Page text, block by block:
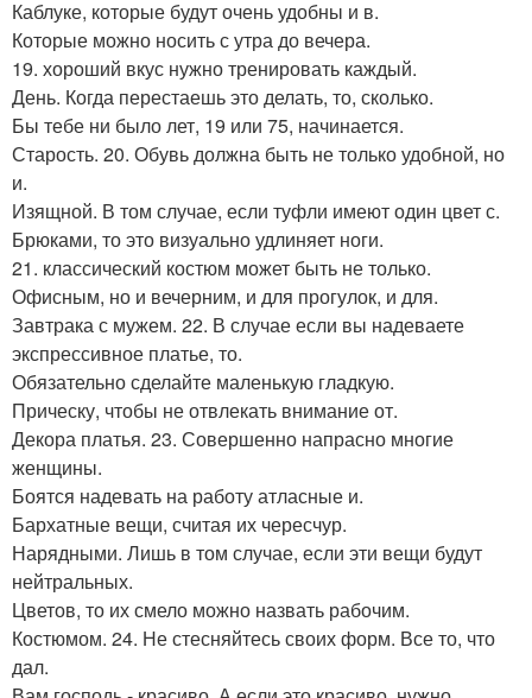
Каблуке, которые будут очень удобны и в.
Которые можно носить с утра до вечера.
19. хороший вкус нужно тренировать каждый.
День. Когда перестаешь это делать, то, сколько.
Бы тебе ни было лет, 19 или 75, начинается.
Старость. 20. Обувь должна быть не только удобной, но
и.
Изящной. В том случае, если туфли имеют один цвет с.
Брюками, то это визуально удлиняет ноги.
21. классический костюм может быть не только.
Офисным, но и вечерним, и для прогулок, и для.
Завтрака с мужем. 22. В случае если вы надеваете
экспрессивное платье, то.
Обязательно сделайте маленькую гладкую.
Прическу, чтобы не отвлекать внимание от.
Декора платья. 23. Совершенно напрасно многие
женщины.
Боятся надевать на работу атласные и.
Бархатные вещи, считая их чересчур.
Нарядными. Лишь в том случае, если эти вещи будут
нейтральных.
Цветов, то их смело можно назвать рабочим.
Костюмом. 24. Не стесняйтесь своих форм. Все то, что
дал.